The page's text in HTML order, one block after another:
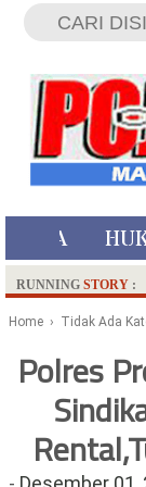
RUNNING STORY :
Home › Tidak Ada
Polres